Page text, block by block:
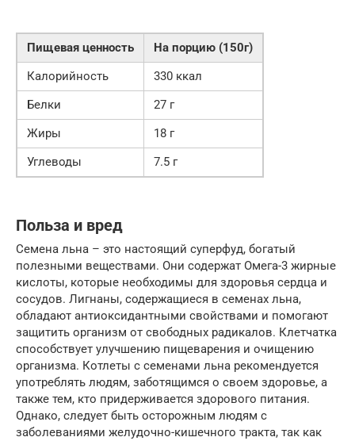
Пищевая ценность
На порцию (150г)
Калорийность
330 ккал
Белки
27 г
Жиры
18 г
Углеводы
7.5 г
Польза и вред
Семена льна – это настоящий суперфуд, богатый
полезными веществами. Они содержат Омега-3 жирные
кислоты, которые необходимы для здоровья сердца и
сосудов. Лигнаны, содержащиеся в семенах льна,
обладают антиоксидантными свойствами и помогают
защитить организм от свободных радикалов. Клетчатка
способствует улучшению пищеварения и очищению
организма. Котлеты с семенами льна рекомендуется
употреблять людям, заботящимся о своем здоровье, а
также тем, кто придерживается здорового питания.
Однако, следует быть осторожным людям с
заболеваниями желудочно-кишечного тракта, так как